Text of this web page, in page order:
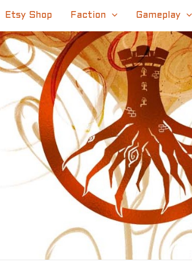
Etsy Shop Faction Gameplay